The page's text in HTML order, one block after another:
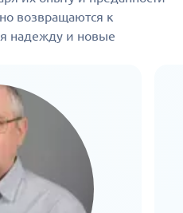
возвращаются к
надежду и новые